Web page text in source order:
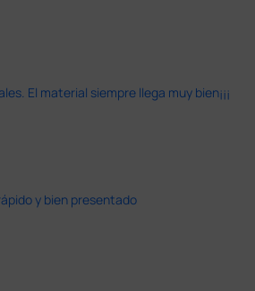
El material siempre llega muy bien¡¡¡
y bien presentado